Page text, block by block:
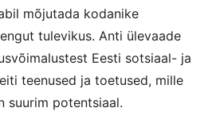
mõjutada kodanike
tulevikus. Anti ülevaade
Eesti sotsiaal- ja
teenused ja toetused, mille
suurim potentsiaal.